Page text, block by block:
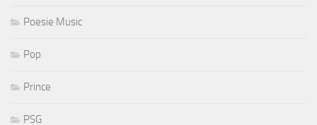
Poesie Music
Pop
Prince
PSG